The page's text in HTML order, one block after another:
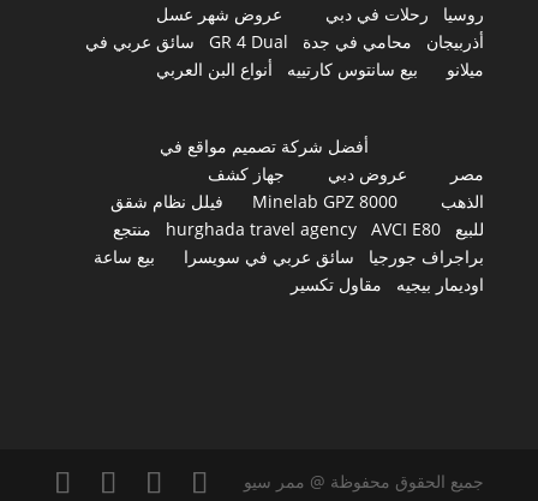
روسيا
رحلات في دبي
عروض شهر عسل
أذربيجان
محامي في جدة GR 4 Dual
سائق عربي في
ميلانو
بيع سانتوس كارتييه أنواع البن العربي
أفضل شركة تصميم مواقع في
مصر
عروض دبي
جهاز كشف
الذهب
Minelab GPZ 8000
فيلل نظام شقق
للبيع
hurghada travel agency AVCI E80
منتجع
براجراف جورجيا
سائق عربي في سويسرا
بيع ساعة
اوديمار بيجيه
مقاول تكسير
جميع الحقوق محفوظة @ ممر سيو